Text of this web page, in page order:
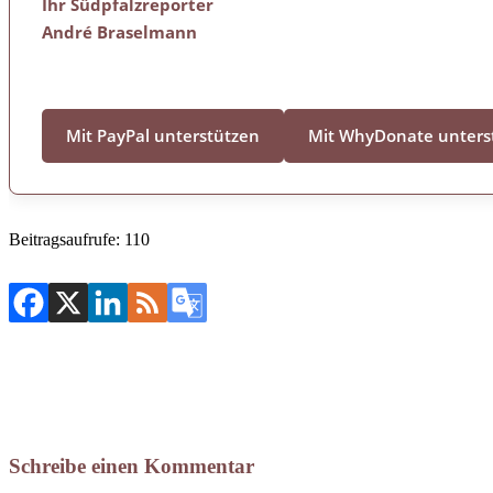
André Braselmann
Mit PayPal unterstützen Mit WhyDonate
Beitragsaufrufe: 110
Schreibe einen Kommentar